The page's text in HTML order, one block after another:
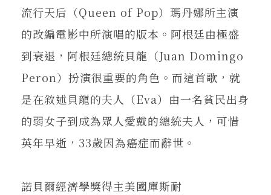
流行天后（Queen of Pop）瑪丹娜所主演
的改編電影中所演唱的版本。阿根廷由極盛
到衰退，阿根廷總統貝龍（Juan Domingo
Peron）扮演很重要的角色。而這首歌，就
是在敘述貝龍的夫人（Eva）由一名貧民出身
的弱女子到成為眾人愛戴的總統夫人，可惜
英年早逝，33歲因為癌症而辭世。
諾貝爾經濟學獎得主美國庫斯耐